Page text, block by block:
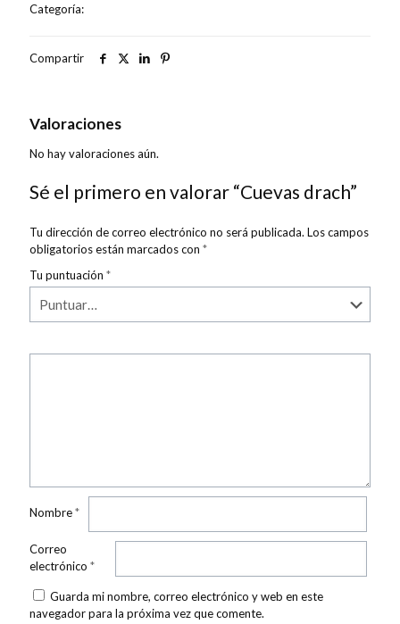
Categoría:
Compartir
Valoraciones
No hay valoraciones aún.
Sé el primero en valorar “Cuevas drach”
Tu dirección de correo electrónico no será publicada. Los campos
obligatorios están marcados con *
Tu puntuación *
Nombre*
Correo
electrónico *
Guarda mi nombre, correo electrónico y web en este
navegador para la próxima vez que comente.